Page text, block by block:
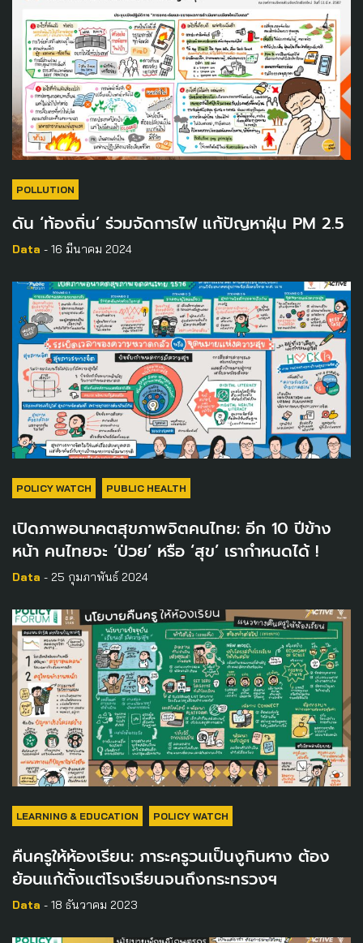
POLLUTION
ดัน ‘ท้องถิ่น’ ร่วมจัดการไฟ แก้ปัญหาฝุ่น PM 2.5
Data - 16 มีนาคม 2024
POLICY WATCH PUBLIC HEALTH
เปิดภาพอนาคตสุขภาพจิตคนไทย: อีก 10 ปีข้าง
หน้า คนไทยจะ ‘ป่วย’ หรือ ‘สุข’ เรากำหนดได้ !
Data - 25 กุมภาพันธ์ 2024
LEARNING & EDUCATION POLICY WATCH
คืนครูให้ห้องเรียน: ภาระครูวนเป็นงูกินหาง ต้อง
ย้อนแก้ตั้งแต่โรงเรียนจนถึงกระทรวงฯ
Data - 18 ธันวาคม 2023